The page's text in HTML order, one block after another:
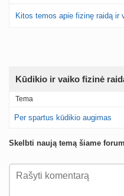
Kitos temos apie fizinę raidą ir
Kūdikio ir vaiko fizinė
Tema
Per spartus kūdikio augimas
Skelbti naują temą šiame